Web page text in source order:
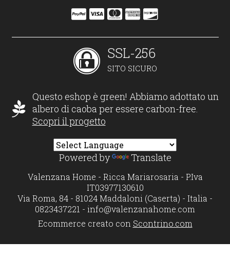
SSL-256
SITO SICURO
Questo eshop è green! Abbiamo adottato un
albero di caoba per essere carbon-free.
Scopri il progetto
Powered by Translate
Valenzana Home - Ricca Mariarosaria - P.Iva
IT03977130610
Via Roma, 84 - 81024 Maddaloni (Caserta) - Italia -
0823437221 - info@valenzanahome.com
Ecommerce creato con Scontrino.com